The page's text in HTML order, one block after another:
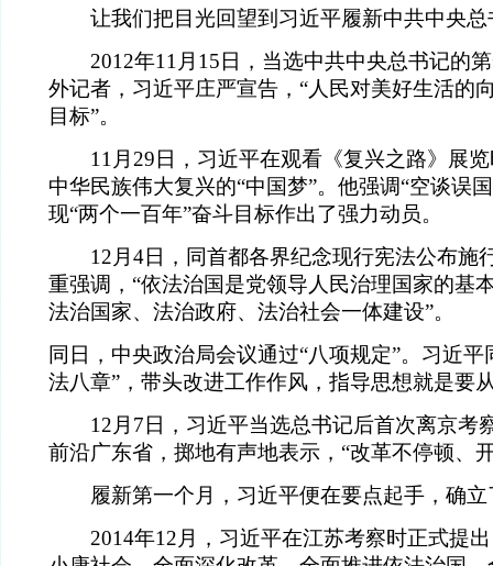
让我们把目光回望到习近平履新中共中央总
2012年11月15日，当选中共中央总书记的第
外记者，习近平庄严宣告，“人民对美好生活的
目标”。
11月29日，习近平在观看《复兴之路》展览
中华民族伟大复兴的“中国梦”。他强调“空谈误
现“两个一百年”奋斗目标作出了强力动员。
12月4日，同首都各界纪念现行宪法公布施
重强调，“依法治国是党领导人民治理国家的基
法治国家、法治政府、法治社会一体建设”。
同日，中央政治局会议通过“八项规定”。习近
法八章”，带头改进工作作风，指导思想就是要
12月7日，习近平当选总书记后首次离京考
前沿广东省，掷地有声地表示，“改革不停顿、
履新第一个月，习近平便在要点起手，确立
2014年12月，习近平在江苏考察时正式提出